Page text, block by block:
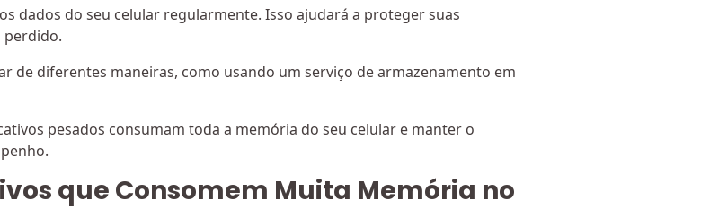
dados do seu celular regularmente. Isso ajudará a proteger suas
perdido.
de diferentes maneiras, como usando um serviço de armazenamento em
pesados consumam toda a memória do seu celular e manter o
que Consomem Muita Memória no